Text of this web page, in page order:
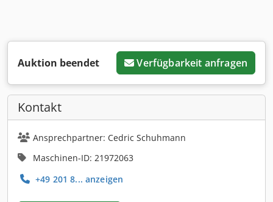
Auktion beendet Verfügbarkeit anfragen
Kontakt
Ansprechpartner: Cedric Schuhmann
Maschinen-ID: 21972063
+49 201 8... anzeigen